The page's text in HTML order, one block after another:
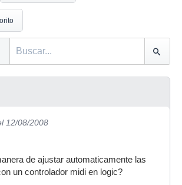
12/08/2008
de ajustar automaticamente las
un controlador midi en logic?